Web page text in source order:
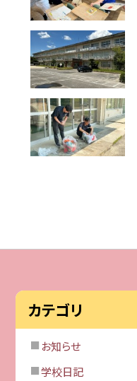
カテゴリ
お知らせ
学校日記